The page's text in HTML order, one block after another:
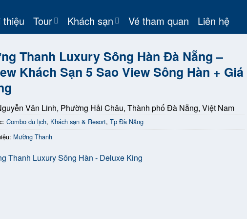
thiệu Tour Khách sạn Vé tham quan Liên hệ
Thanh Luxury Sông Hàn Đà Nẵng –
Khách Sạn 5 Sao View Sông Hàn + Giá
Văn Linh, Phường Hải Châu, Thành phố Đà Nẵng, Việt Nam
Combo du lịch, Khách sạn & Resort, Tp Đà Nẵng
Mường Thanh